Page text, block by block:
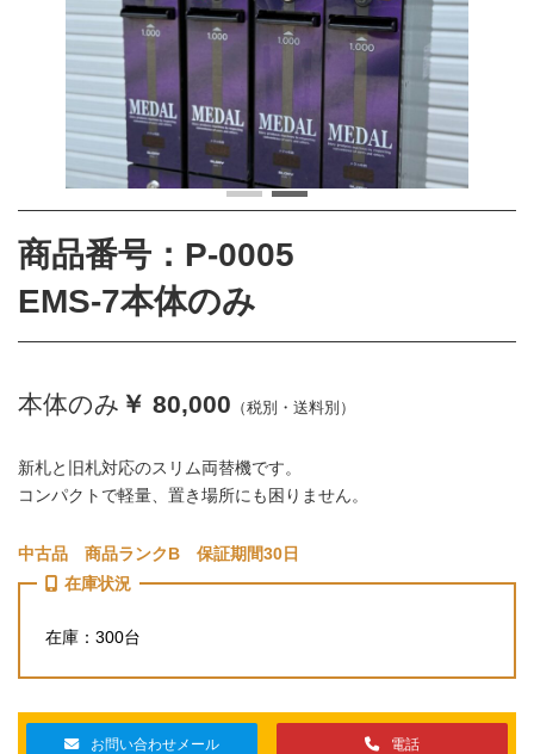
商品番号：P-0005
EMS-7本体のみ
本体のみ ￥ 80,000 （税別・送料別）
新札と旧札対応のスリム両替機です。
コンパクトで軽量、置き場所にも困りません。
中古品 商品ランクB 保証期間30日
在庫状況
在庫：300台
お問い合わせメール 電話